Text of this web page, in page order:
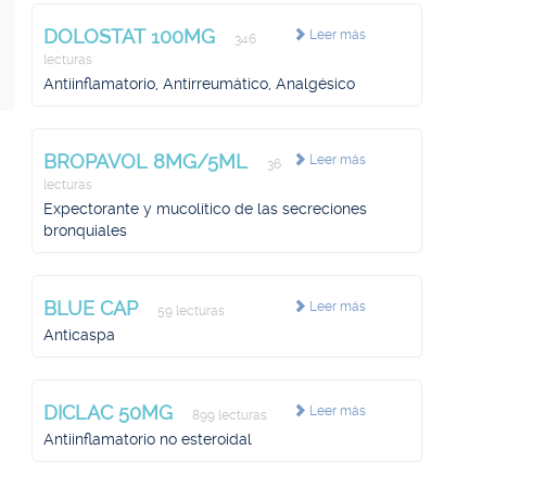
Leer más
DOLOSTAT 100MG
346
lecturas
Antiinflamatorio, Antirreumático, Analgésico
Leer más
BROPAVOL 8MG/5ML
36
lecturas
Expectorante y mucolítico de las secreciones
bronquiales
Leer más
BLUE CAP 59 lecturas
Anticaspa
Leer más
DICLAC 50MG 899 lecturas
Antiinflamatorio no esteroidal